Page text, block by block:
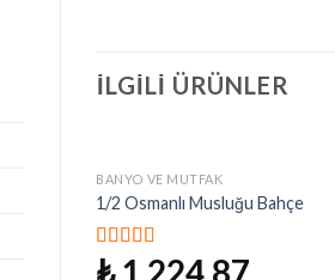
İLGILI ÜRÜNLER
İstek
Listeme
BANYO VE MUTFAK
1/2 Osmanlı Musluğu Bahçe
5 üzerinden
₺1.224,87